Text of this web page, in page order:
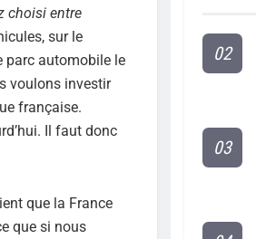
choisi entre
sur le
parc automobile le
voulons investir
française.
Il faut donc
que la France
que si nous